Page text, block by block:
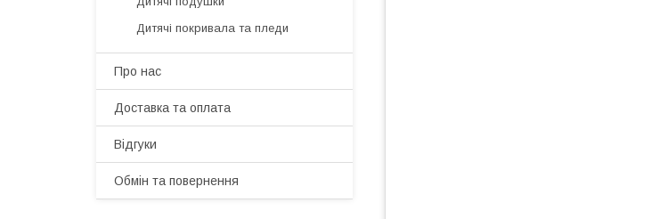
Дитячі покривала та пледи
Про нас
Доставка та оплата
Відгуки
Обмін та повернення